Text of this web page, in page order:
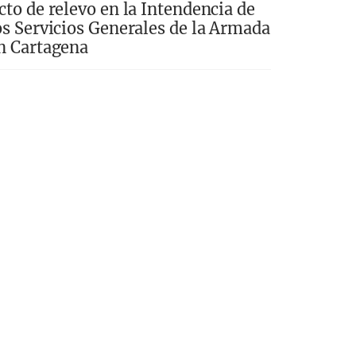
de relevo en la Intendencia de
Servicios Generales de la Armada
Cartagena